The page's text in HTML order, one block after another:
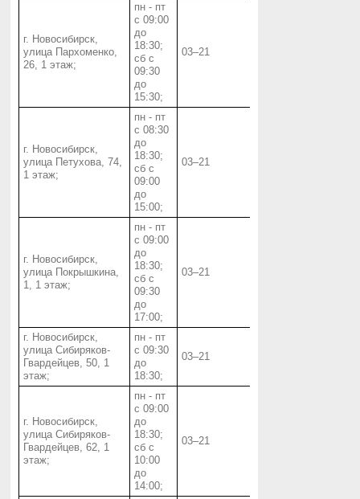
г. Новосибирск,
улица Пархоменко,
26, 1 этаж;
пн - пт
с 09:00
до
18:30;
сб с
09:30
до
15:30;
03‒21
г. Новосибирск,
улица Петухова, 74,
1 этаж;
пн - пт
с 08:30
до
18:30;
сб с
09:00
до
15:00;
03‒21
г. Новосибирск,
улица Покрышкина,
1, 1 этаж;
пн - пт
с 09:00
до
18:30;
сб с
09:30
до
17:00;
03‒21
г. Новосибирск,
улица Сибиряков-
Гвардейцев, 50, 1
этаж;
пн - пт
с 09:30
до
18:30;
03‒21
г. Новосибирск,
улица Сибиряков-
Гвардейцев, 62, 1
этаж;
пн - пт
с 09:00
до
18:30;
сб с
10:00
до
14:00;
03‒21